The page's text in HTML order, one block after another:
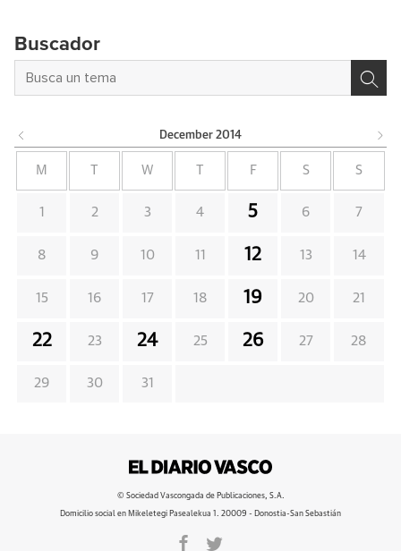
Buscador
December 2014
M W F S S
1 2 3 4 5 6 7
8 9 10 11 12 13 14
15 16 17 18 19 20 21
22 23 24 25 26 27 28
29 30 31
© Sociedad Vascongada de Publicaciones, S.A.
Domicilio social en Mikeletegi Pasealekua 1. 20009 - Donostia-San Sebastián